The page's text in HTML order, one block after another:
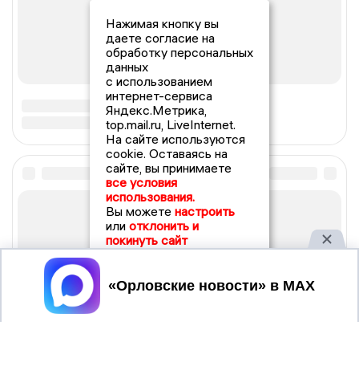
Нажимая кнопку вы
даете согласие на
обработку персональных
данных
с использованием
интернет-сервиса
Яндекс.Метрика,
top.mail.ru, LiveInternet.
На сайте используются
cookie. Оставаясь на
сайте, вы принимаете
все условия
использования.
Вы можете настроить
или отклонить и
покинуть сайт
Принять